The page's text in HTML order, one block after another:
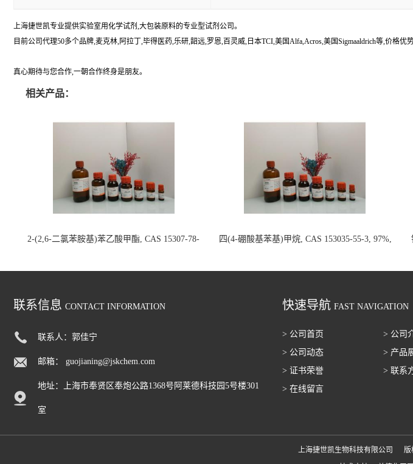
上海捷世凯专业提供实验室用化学试剂,大包装原料的专业型试剂公司。
目前公司代理50多个品牌,麦克林,阿拉丁,毕得医药,乐研,韶远,罗恩,百灵威,日本TCI,美国Alfa,Acros,美国Sigmaaldrich等,价格优
真心期待与您合作,一朝合作终身是朋友。
相关产品：
2-(2,6-二氯苯胺基)苯乙酸甲酯, CAS 15307-78-
四(4-硼酸基苯基)甲烷, CAS 153035-55-3, 97%,
联系信息 CONTACT INFORMATION
联系人：郭佳宁
邮箱： guojianing@jskchem.com
地址：上海市奉贤区奉炮公路1368号阿莱德科技园5号楼301
室
快速导航 FAST NAVIGATION
> 公司首页
> 公司
> 公司动态
> 产品
> 证书荣誉
> 联系
> 在线留言
上海捷世凯生物科技有限公司 版